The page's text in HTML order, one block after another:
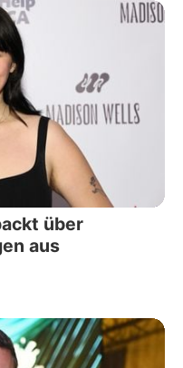
über
aus